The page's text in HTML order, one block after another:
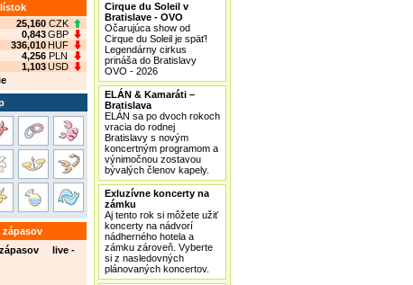
25,160 CZK
0,843GBP
336,010HUF
4,256 PLN
1,103USD
zápasov
zápasov live -
Cirque du Soleil v
Bratislave - OVO
Očarujúca show od
Cirque du Soleil je späť!
Legendárny cirkus
prináša do Bratislavy
OVO - 2026
ELÁN & Kamaráti –
Bratislava
ELÁN sa po dvoch rokoch
vracia do rodnej
Bratislavy s novým
koncertným programom a
výnimočnou zostavou
bývalých členov kapely.
Exluzívne koncerty na
zámku
Aj tento rok si môžete užiť
koncerty na nádvorí
nádherného hotela a
zámku zároveň. Vyberte
si z nasledovných
plánovaných koncertov.